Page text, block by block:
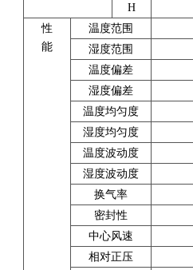
H
性
能
温度范围
湿度范围
温度偏差
湿度偏差
温度均匀度
湿度均匀度
温度波动度
湿度波动度
换气率
密封性
中心风速
相对正压